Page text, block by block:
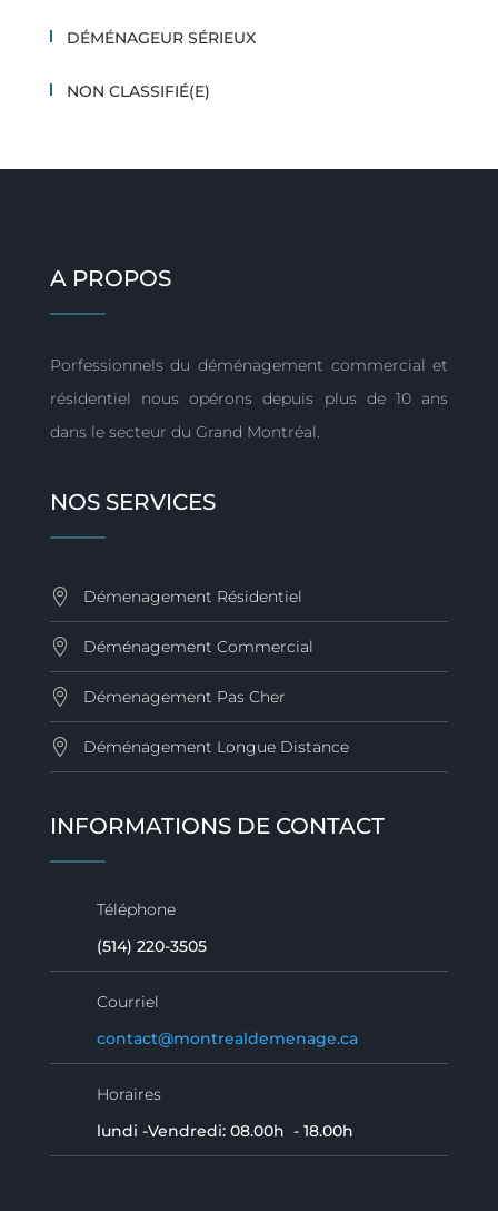
DÉMÉNAGEUR SÉRIEUX
NON CLASSIFIÉ(E)
A PROPOS
Porfessionnels du déménagement commercial et
résidentiel nous opérons depuis plus de 10 ans
dans le secteur du Grand Montréal.
NOS SERVICES
Démenagement Résidentiel
Déménagement Commercial
Démenagement Pas Cher
Déménagement Longue Distance
INFORMATIONS DE CONTACT
Téléphone
(514) 220-3505
Courriel
contact@montrealdemenage.ca
Horaires
lundi -Vendredi: 08.00h - 18.00h